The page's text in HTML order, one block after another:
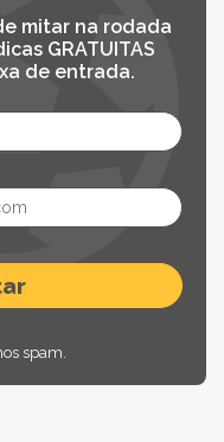
mitar na rodada
GRATUITAS
de entrada.
spam.